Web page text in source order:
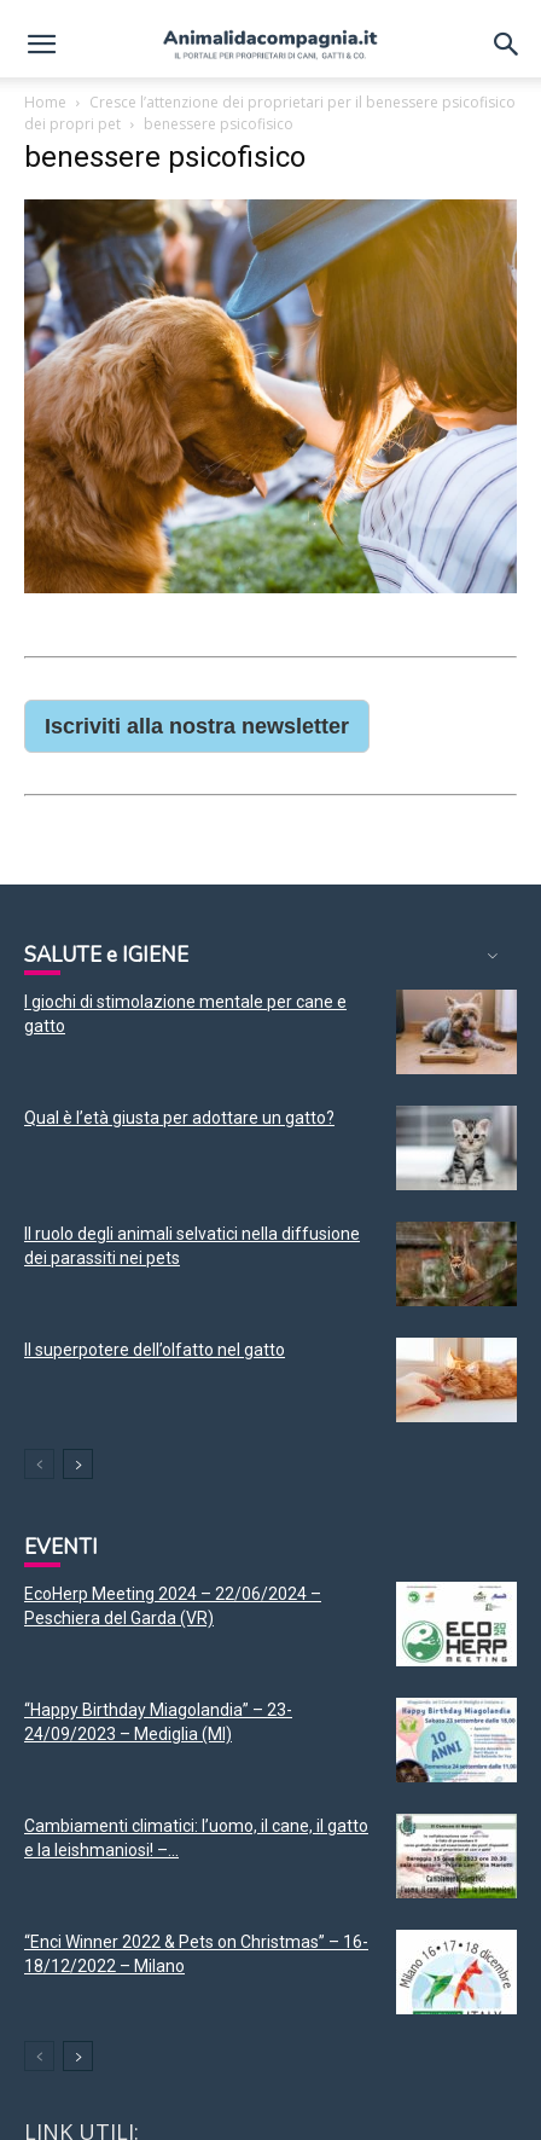
Home
Cresce l’attenzione dei proprietari per il benessere psicofisico
dei propri pet
benessere psicofisico
benessere psicofisico
Iscriviti alla nostra newsletter
SALUTE e IGIENE
I giochi di stimolazione mentale per cane e
gatto
Qual è l’età giusta per adottare un gatto?
Il ruolo degli animali selvatici nella diffusione
dei parassiti nei pets
Il superpotere dell’olfatto nel gatto
EVENTI
EcoHerp Meeting 2024 – 22/06/2024 –
Peschiera del Garda (VR)
“Happy Birthday Miagolandia” – 23-
24/09/2023 – Mediglia (MI)
Cambiamenti climatici: l’uomo, il cane, il gatto
e la leishmaniosi! –...
“Enci Winner 2022 & Pets on Christmas” – 16-
18/12/2022 – Milano
LINK UTILI: